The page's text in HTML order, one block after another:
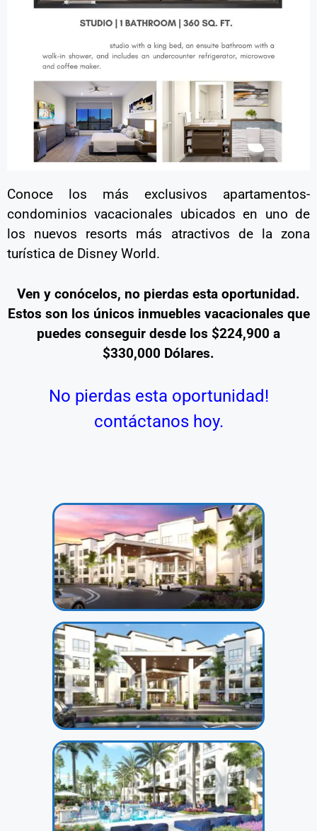
Conoce los más exclusivos apartamentos-
condominios vacacionales ubicados en uno de
los nuevos resorts más atractivos de la zona
turística de Disney World.
Ven y conócelos, no pierdas esta oportunidad.
Estos son los únicos inmuebles vacacionales que
puedes conseguir desde los $224,900 a
$330,000 Dólares.
No pierdas esta oportunidad!
contáctanos hoy.